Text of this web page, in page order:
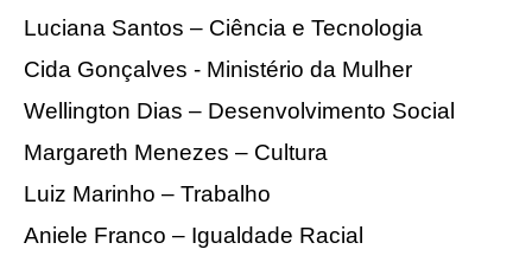
Luciana Santos – Ciência e Tecnologia
Cida Gonçalves - Ministério da Mulher
Wellington Dias – Desenvolvimento Social
Margareth Menezes – Cultura
Luiz Marinho – Trabalho
Aniele Franco – Igualdade Racial